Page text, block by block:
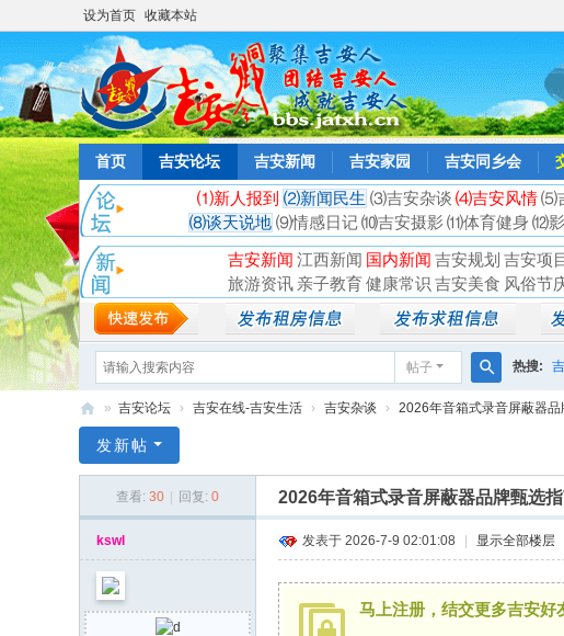
设为首页 收藏本站
首页 吉安论坛 吉安新闻 吉安家园 吉安同乡会
⑴新人报到 ⑵新闻民生 ⑶吉安杂谈 ⑷吉安风情⑸
⑻谈天说地 ⑼情感日记 ⑽吉安摄影 ⑾体育健身 ⑿影
吉安新闻 江西新闻 国内新闻 吉安规划 吉安项目
旅游资讯 亲子教育 健康常识 吉安美食 风俗节
帖子
搜
热搜:
相亲聚会
安
» 吉安论坛 › 吉安在线-吉安生活 › 吉安杂谈 › 2026年音箱式录音屏蔽器
发新帖
查看: 30 回复: 0 2026年音箱式录音屏蔽器品牌甄选
kswl 发表于 2026-7-9 02:01:08 显示全部楼层
马上注册，结交更多吉安好